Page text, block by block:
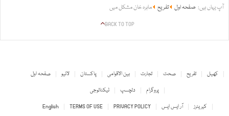
آپ یہاں ہیں: صفحہ اول تفریح ماہرہ خان مشکل میں
BACK TO TOP
صفحہ اول لائیو پاکستان بین الاقوامی تجارت صحت تفریح
کھیل
ٹیکنالوجی
دلچسپ
پروگرام
English
TERMS OF USE PRIVACY POLICY آر ایس ایس
کیریئرز